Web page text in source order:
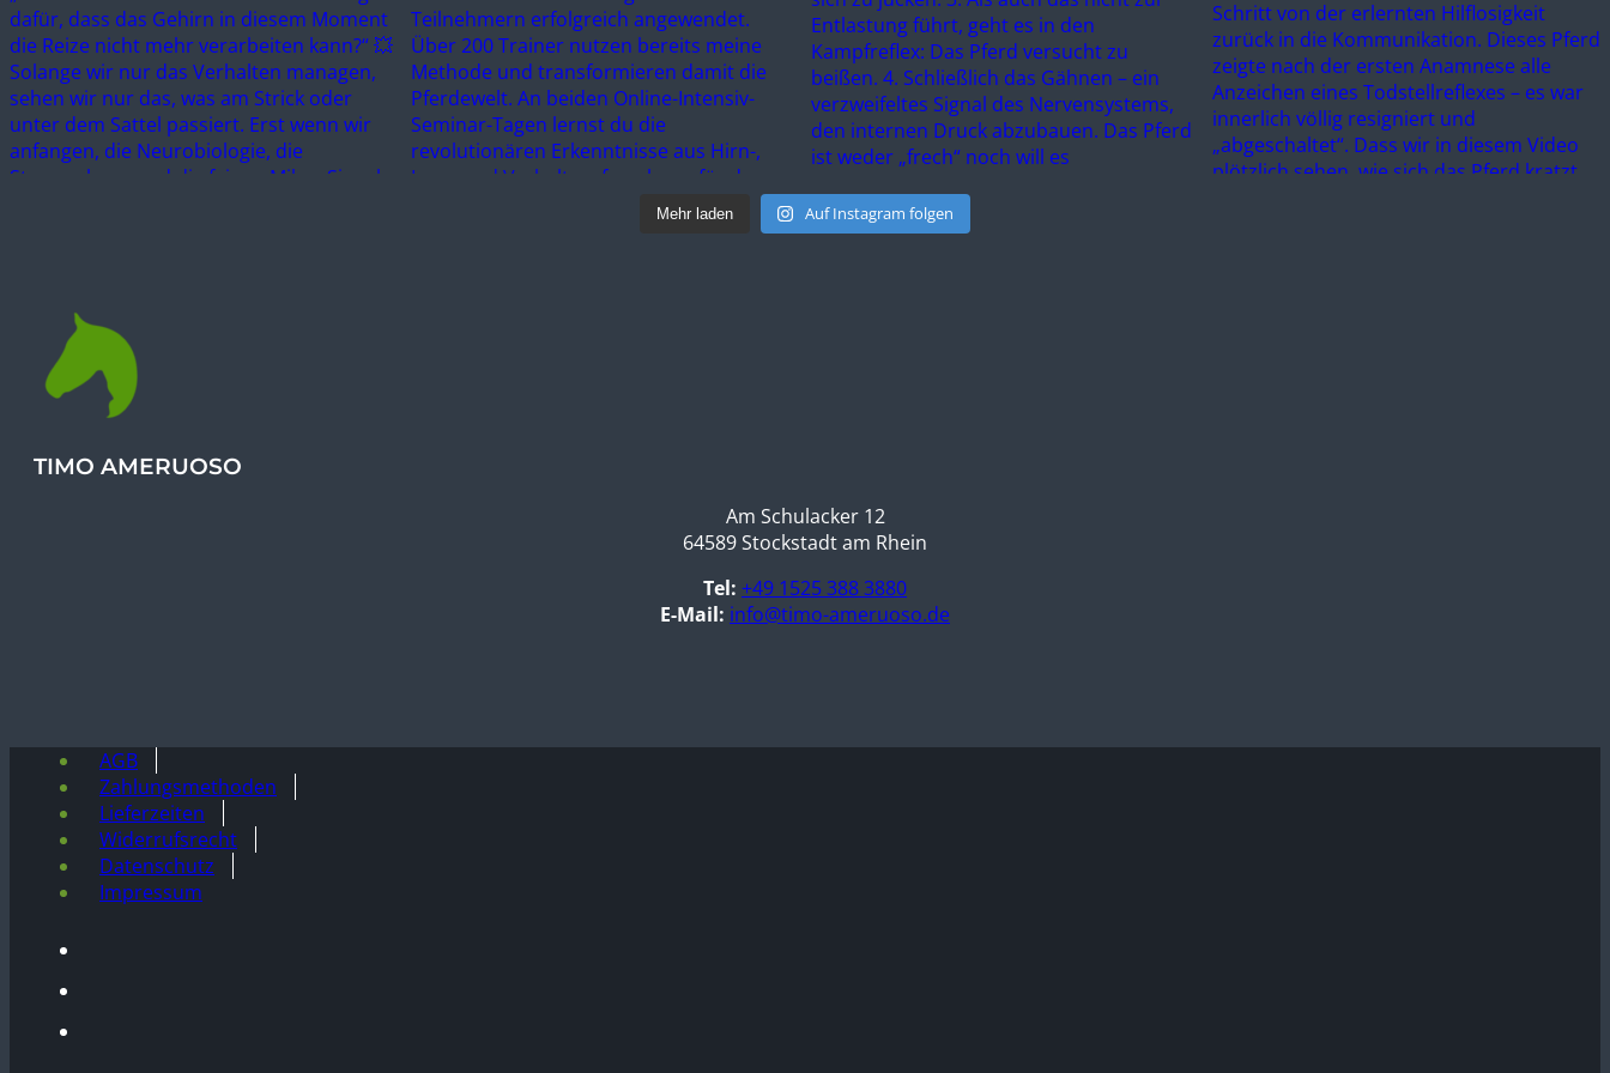
Mehr laden Auf Instagram folgen
TIMO AMERUOSO
Am Schulacker 12
64589 Stockstadt am Rhein
Tel: +49 1525 388 3880
E-Mail: info@timo-ameruoso.de
AGB
Zahlungsmethoden
Lieferzeiten
Widerrufsrecht
Datenschutz
Impressum